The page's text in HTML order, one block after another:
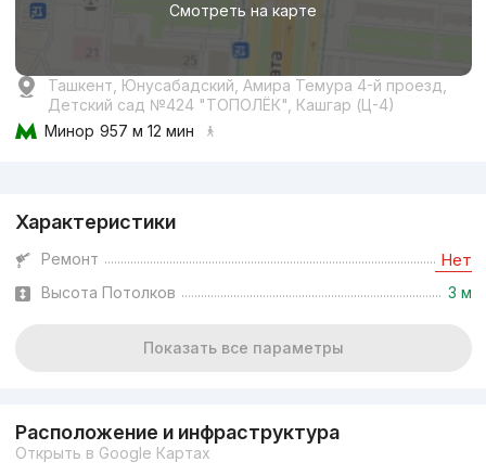
Смотреть на карте
Ташкент, Юнусабадский, Амира Темура 4-й проезд,
Детский сад №424 "ТОПОЛЁК", Кашгар (Ц-4)
Минор 957 м 12 мин
Характеристики
Ремонт Нет
Высота Потолков 3 м
Показать все параметры
Расположение и инфраструктура
Открыть в Google Картах